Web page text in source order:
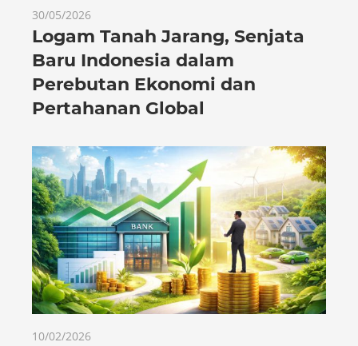
30/05/2026
Logam Tanah Jarang, Senjata
Baru Indonesia dalam
Perebutan Ekonomi dan
Pertahanan Global
10/02/2026